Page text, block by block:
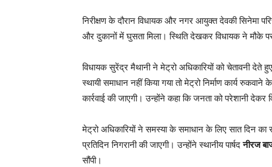
निरीक्षण के दौरान विधायक और नगर आयुक्त देवकी सिनेमा
और दुकानों में घुसता मिला। स्थिति देखकर विधायक ने मौके
विधायक सुरेंद्र मैथानी ने मेट्रो अधिकारियों को चेतावनी देते
स्थायी समाधान नहीं किया गया तो मेट्रो निर्माण कार्य
कार्रवाई की जाएगी। उन्होंने कहा कि जनता को परेशानी देकर
मेट्रो अधिकारियों ने समस्या के समाधान के लिए सात दिन
प्रतिदिन निगरानी की जाएगी। उन्होंने स्थानीय पार्षदनीरज
सौंपी।